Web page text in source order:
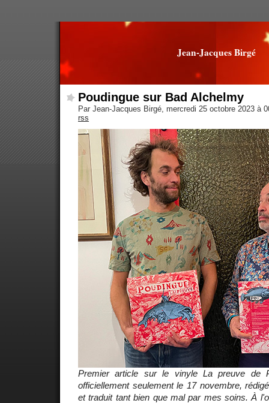
Jean-Jacques Birgé
Poudingue sur Bad Alchelmy
Par Jean-Jacques Birgé, mercredi 25 octobre 2023 à
rss
Premier article sur le vinyle La preuve de
officiellement seulement le 17 novembre,
et traduit tant bien que mal par mes soins. À